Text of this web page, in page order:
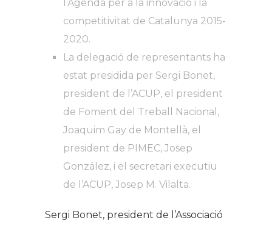
l’Agenda per a la innovació i la
competitivitat de Catalunya 2015-
2020.
La delegació de representants ha
estat presidida per Sergi Bonet,
president de l’ACUP, el president
de Foment del Treball Nacional,
Joaquim Gay de Montellà, el
president de PIMEC, Josep
González, i el secretari executiu
de l’ACUP, Josep M. Vilalta.
Sergi Bonet, president de l’Associació